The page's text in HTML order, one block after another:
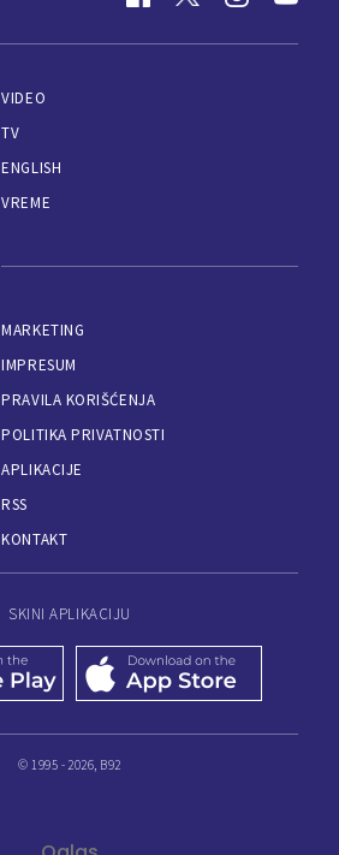
VIDEO
TV
ENGLISH
VREME
MARKETING
IMPRESUM
PRAVILA KORIŠĆENJA
POLITIKA PRIVATNOSTI
APLIKACIJE
RSS
KONTAKT
SKINI APLIKACIJU
© 1995 - 2026, B92